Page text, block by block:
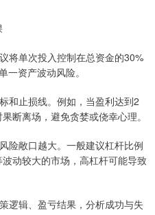
将单次投入控制在总资金的30%
资产波动风险。
和止损线。例如，当盈利达到2
断离场，避免贪婪或侥幸心理。
险敞口越大。一般建议杠杆比例
动较大的市场，高杠杆可能导致
逻辑、盈亏结果，分析成功与失